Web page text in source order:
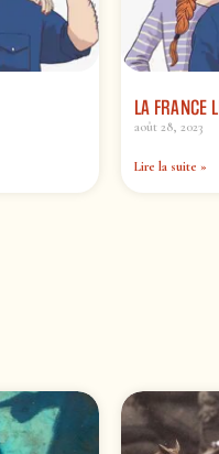
LA FRANCE
août 28, 2023
Lire la suite »